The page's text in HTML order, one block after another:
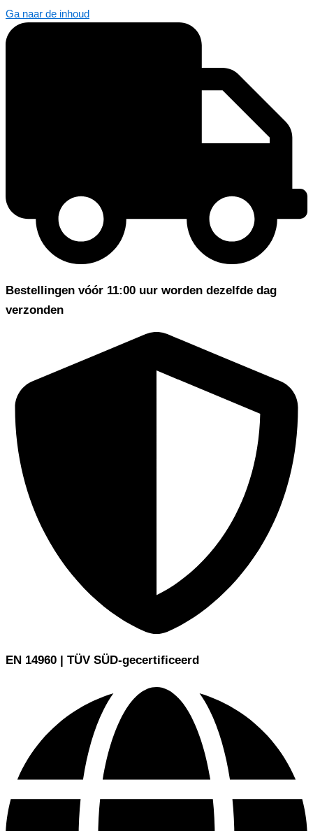
Ga naar de inhoud
Bestellingen vóór 11:00 uur worden dezelfde dag
verzonden
EN 14960 | TÜV SÜD-gecertificeerd